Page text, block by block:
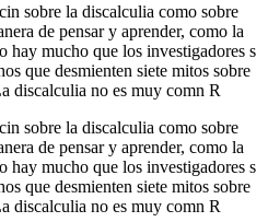
sobre la discalculia como sobre
de pensar y aprender, como la
mucho que los investigadores s
que desmienten siete mitos sobre
discalculia no es muy comn R
sobre la discalculia como sobre
de pensar y aprender, como la
mucho que los investigadores s
que desmienten siete mitos sobre
discalculia no es muy comn R